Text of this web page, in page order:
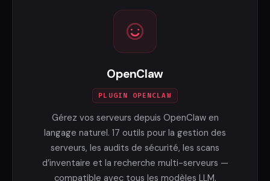
OpenClaw
PLUGIN OPENCLAW
Gérez vos serveurs depuis OpenClaw en
langage naturel. 17 outils pour la gestion des
serveurs, les audits de sécurité, les scans
d’inventaire et la recherche multi-serveurs —
compatible avec tous les modèles LLM.